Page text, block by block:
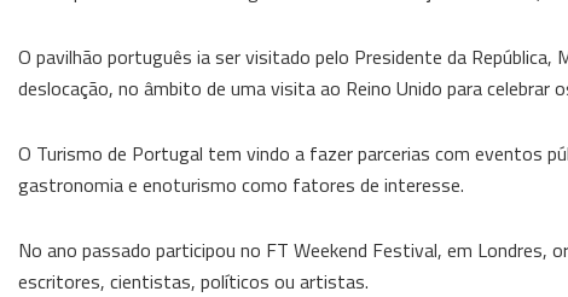
O pavilhão português ia ser visitado pelo Presidente da
deslocação, no âmbito de uma visita ao Reino Unido para celebrar
O Turismo de Portugal tem vindo a fazer parcerias com eventos
gastronomia e enoturismo como fatores de interesse.
No ano passado participou no FT Weekend Festival, em Londres,
escritores, cientistas, políticos ou artistas.